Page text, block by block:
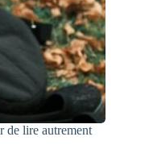
de lire autrement